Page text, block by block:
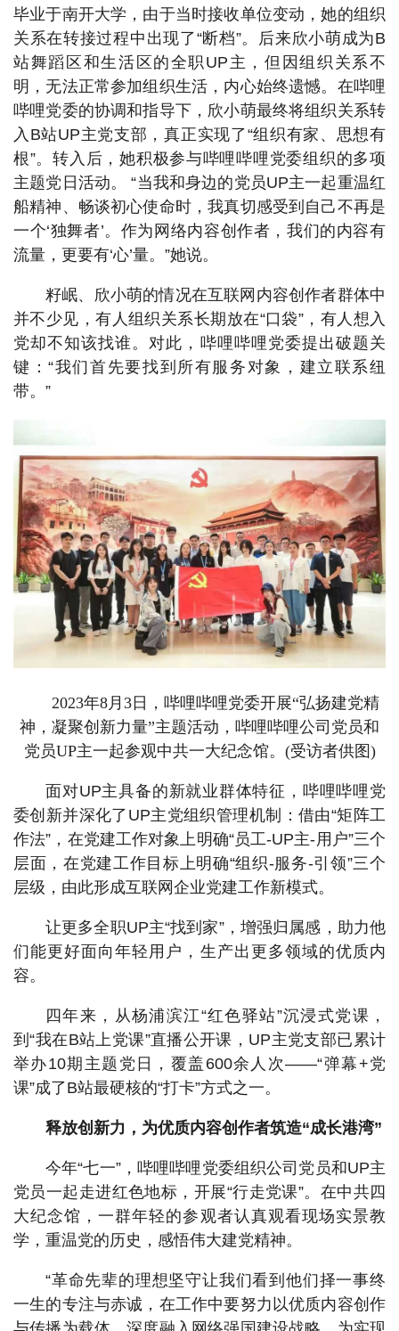
毕业于南开大学，由于当时接收单位变动，她的组织
关系在转接过程中出现了“断档”。后来欣小萌成为B
站舞蹈区和生活区的全职UP主，但因组织关系不
明，无法正常参加组织生活，内心始终遗憾。在哔哩
哔哩党委的协调和指导下，欣小萌最终将组织关系转
入B站UP主党支部，真正实现了“组织有家、思想有
根”。转入后，她积极参与哔哩哔哩党委组织的多项
主题党日活动。 “当我和身边的党员UP主一起重温红
船精神、畅谈初心使命时，我真切感受到自己不再是
一个‘独舞者’。作为网络内容创作者，我们的内容有
流量，更要有‘心’量。”她说。
籽岷、欣小萌的情况在互联网内容创作者群体中
并不少见，有人组织关系长期放在“口袋”，有人想入
党却不知该找谁。对此，哔哩哔哩党委提出破题关
键：“我们首先要找到所有服务对象，建立联系纽
带。”
2023年8月3日，哔哩哔哩党委开展“弘扬建党精
神，凝聚创新力量”主题活动，哔哩哔哩公司党员和
党员UP主一起参观中共一大纪念馆。(受访者供图)
面对UP主具备的新就业群体特征，哔哩哔哩党
委创新并深化了UP主党组织管理机制：借由“矩阵工
作法”，在党建工作对象上明确“员工-UP主-用户”三个
层面，在党建工作目标上明确“组织-服务-引领”三个
层级，由此形成互联网企业党建工作新模式。
让更多全职UP主“找到家”，增强归属感，助力他
们能更好面向年轻用户，生产出更多领域的优质内
容。
四年来，从杨浦滨江“红色驿站”沉浸式党课，
到“我在B站上党课”直播公开课，UP主党支部已累计
举办10期主题党日，覆盖600余人次——“弹幕+党
课”成了B站最硬核的“打卡”方式之一。
释放创新力，为优质内容创作者筑造“成长港湾”
今年“七一”，哔哩哔哩党委组织公司党员和UP主
党员一起走进红色地标，开展“行走党课”。在中共四
大纪念馆，一群年轻的参观者认真观看现场实景教
学，重温党的历史，感悟伟大建党精神。
“革命先辈的理想坚守让我们看到他们择一事终
一生的专注与赤诚，在工作中要努力以优质内容创作